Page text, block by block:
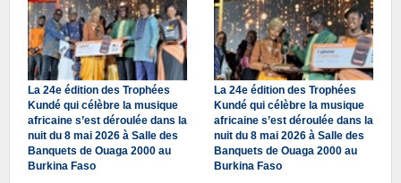
La 24e édition des Trophées
Kundé qui célèbre la musique
africaine s’est déroulée dans la
nuit du 8 mai 2026 à Salle des
Banquets de Ouaga 2000 au
Burkina Faso
La 24e édition des Trophées
Kundé qui célèbre la musique
africaine s’est déroulée dans la
nuit du 8 mai 2026 à Salle des
Banquets de Ouaga 2000 au
Burkina Faso